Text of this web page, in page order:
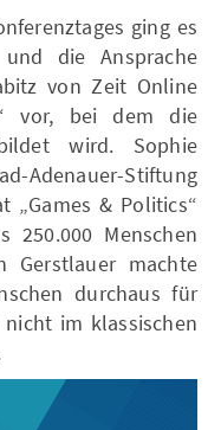
ging es
die Ansprache
von Zeit Online
vor, bei dem die
wird. Sophie
Adenauer-Stiftung
„Games & Politics“
Menschen
Gerstlauer machte
durchaus für
im klassischen